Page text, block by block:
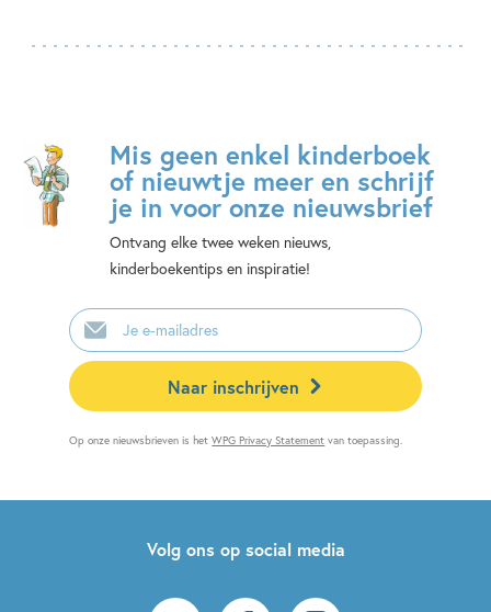
Mis geen enkel kinderboek
of nieuwtje meer en schrijf
je in voor onze nieuwsbrief
Ontvang elke twee weken nieuws,
kinderboekentips en inspiratie!
E-
mailadres
Naar inschrijven
Op onze nieuwsbrieven is hetWPG Privacy Statement van toepassing.
Volg ons op social media